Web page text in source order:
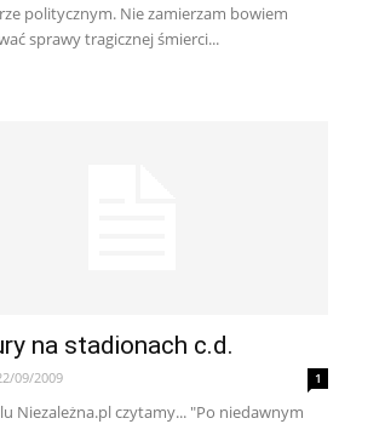
politycznym. Nie zamierzam bowiem
sprawy tragicznej śmierci...
na stadionach c.d.
09/2009 1
Niezależna.pl czytamy... "Po niedawnym